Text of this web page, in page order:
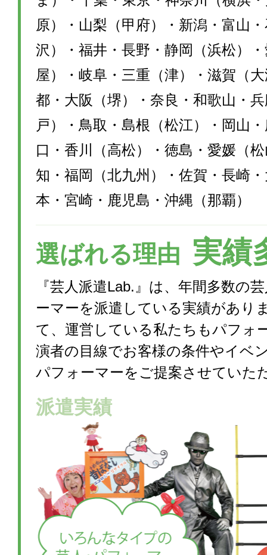
原）・山梨（甲府）・新潟・富山
沢）・福井・長野・静岡（浜松）
屋）・岐阜・三重（津）・滋賀（
都・大阪（堺）・奈良・和歌山・
戸）・鳥取・島根（松江）・岡山
口・香川（高松）・徳島・愛媛（
知・福岡（北九州）・佐賀・長崎
本・宮崎・鹿児島・沖縄（那覇）
選ばれる理由 実績
『芸人派遣Lab.』は、年間多数の
ーマーを派遣している実績があり
て、運営している私たちもパフォ
演者の目線でお客様の条件やイベ
パフォーマーをご提案させていた
派遣実績